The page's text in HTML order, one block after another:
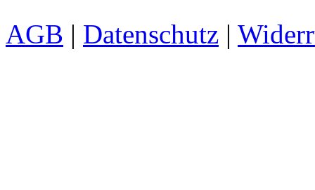
AGB | Datenschutz |